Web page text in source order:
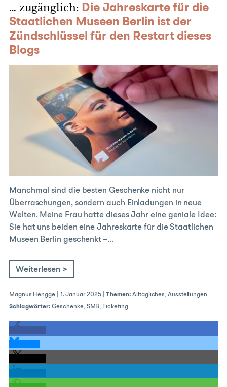
… zugänglich: Die Jahreskarte für die
Staatlichen Museen Berlin ist der
Zündschlüssel für den Restart dieses
Blogs
Manchmal sind die besten Geschenke nicht nur
Überraschungen, sondern auch Einladungen in neue
Welten. Meine Frau hatte dieses Jahr eine geniale Idee:
Sie hat uns beiden eine Jahreskarte für die Staatlichen
Museen Berlin geschenkt –…
Weiterlesen >
Magnus Hengge| 1. Januar 2025|Themen: Alltägliches,Ausstellungen
Schlagwörter: Geschenke, SMB, Ticketing